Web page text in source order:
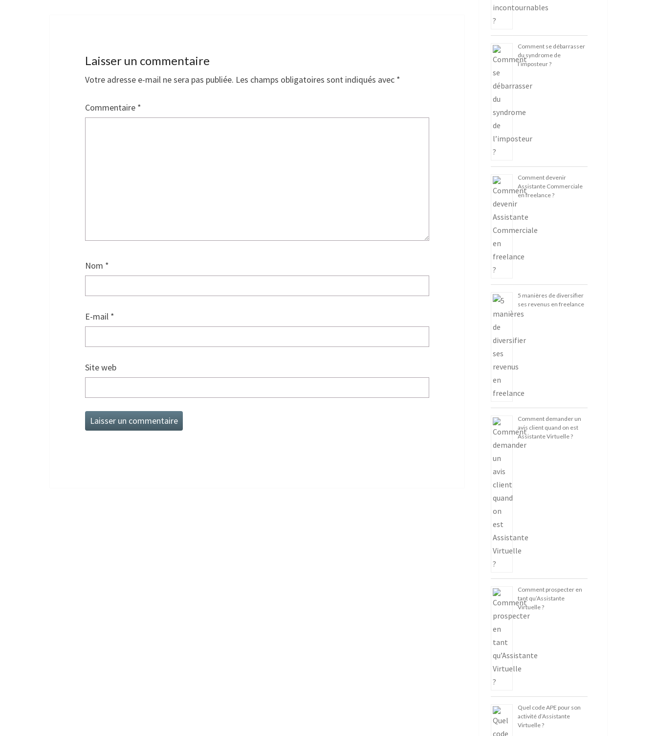
Laisser un commentaire
Votre adresse e-mail ne sera pas publiée. Les champs obligatoires sont indiqués avec *
Commentaire *
Nom *
E-mail *
Site web
Comment se débarrasser
du syndrome de
l’imposteur ?
Comment devenir
Assistante Commerciale
en freelance ?
5 manières de diversifier
ses revenus en freelance
Comment demander un
avis client quand on est
Assistante Virtuelle ?
Comment prospecter en
tant qu’Assistante
Virtuelle ?
Quel code APE pour son
activité d’Assistante
Virtuelle ?